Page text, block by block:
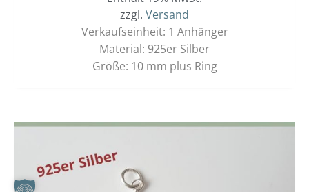
zzgl. Versand
Verkaufseinheit: 1 Anhänger
Material: 925er Silber
Größe: 10 mm plus Ring